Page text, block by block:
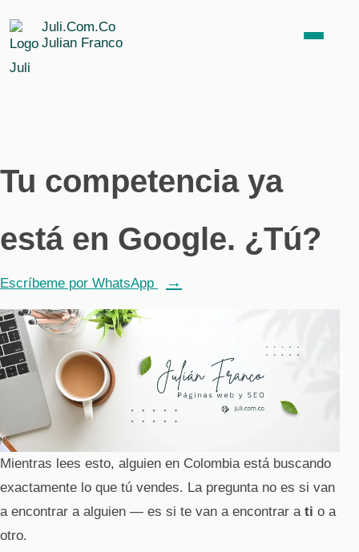
Juli.Com.Co
Julian Franco
SEO médico
SEO inmobiliario
SEO para abogados
SEO para SaaS B2B
Páginas web
Para empresas
Restaurantes y tiendas
Tu competencia ya
está en Google. ¿Tú?
Escríbeme por WhatsApp
Mientras lees esto, alguien en Colombia está buscando
exactamente lo que tú vendes. La pregunta no es si van
a encontrar a alguien — es si te van a encontrar a ti o a
otro.